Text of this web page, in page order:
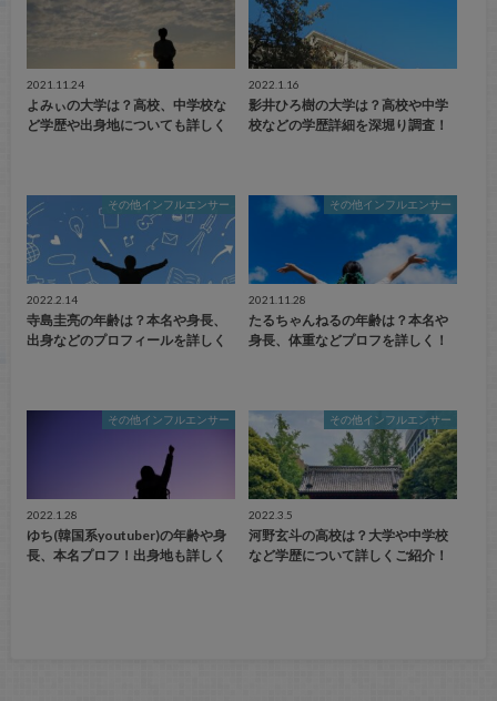
2021.11.24
よみぃの大学は？高校、中学校な
ど学歴や出身地についても詳しく
2022.1.16
影井ひろ樹の大学は？高校や中学
校などの学歴詳細を深堀り調査！
その他インフルエンサー
2022.2.14
寺島圭亮の年齢は？本名や身長、
出身などのプロフィールを詳しく
その他インフルエンサー
2021.11.28
たるちゃんねるの年齢は？本名や
身長、体重などプロフを詳しく！
その他インフルエンサー
2022.1.28
ゆち(韓国系youtuber)の年齢や身
長、本名プロフ！出身地も詳しく
その他インフルエンサー
2022.3.5
河野玄斗の高校は？大学や中学校
など学歴について詳しくご紹介！